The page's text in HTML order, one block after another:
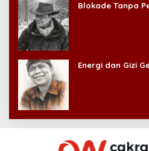
Blokade Tanpa
Energi dan Gizi